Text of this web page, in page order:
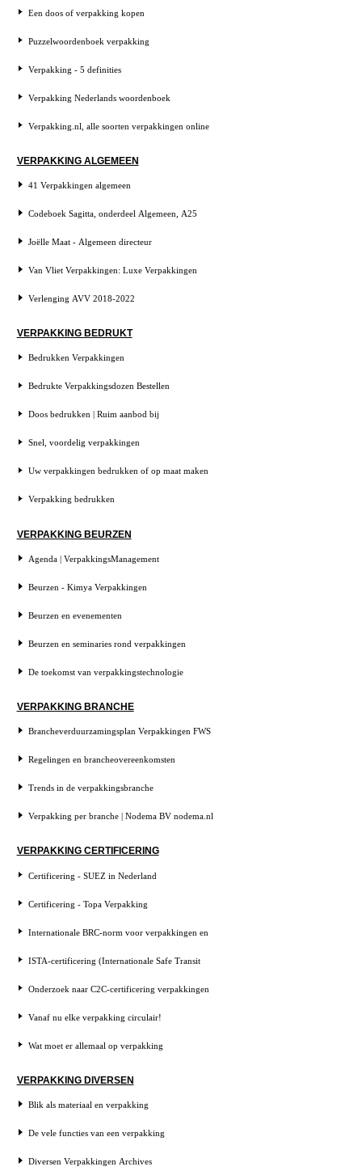
Een doos of verpakking kopen
Puzzelwoordenboek verpakking
Verpakking - 5 definities
Verpakking Nederlands woordenboek
Verpakking.nl, alle soorten verpakkingen online
VERPAKKING ALGEMEEN
41 Verpakkingen algemeen
Codeboek Sagitta, onderdeel Algemeen, A25
Joëlle Maat - Algemeen directeur
Van Vliet Verpakkingen: Luxe Verpakkingen
Verlenging AVV 2018-2022
VERPAKKING BEDRUKT
Bedrukken Verpakkingen
Bedrukte Verpakkingsdozen Bestellen
Doos bedrukken | Ruim aanbod bij
Snel, voordelig verpakkingen
Uw verpakkingen bedrukken of op maat maken
Verpakking bedrukken
VERPAKKING BEURZEN
Agenda | VerpakkingsManagement
Beurzen - Kimya Verpakkingen
Beurzen en evenementen
Beurzen en seminaries rond verpakkingen
De toekomst van verpakkingstechnologie
VERPAKKING BRANCHE
Brancheverduurzamingsplan Verpakkingen FWS
Regelingen en brancheovereenkomsten
Trends in de verpakkingsbranche
Verpakking per branche | Nodema BV nodema.nl
VERPAKKING CERTIFICERING
Certificering - SUEZ in Nederland
Certificering - Topa Verpakking
Internationale BRC-norm voor verpakkingen en
ISTA-certificering (Internationale Safe Transit
Onderzoek naar C2C-certificering verpakkingen
Vanaf nu elke verpakking circulair!
Wat moet er allemaal op verpakking
VERPAKKING DIVERSEN
Blik als materiaal en verpakking
De vele functies van een verpakking
Diversen Verpakkingen Archives